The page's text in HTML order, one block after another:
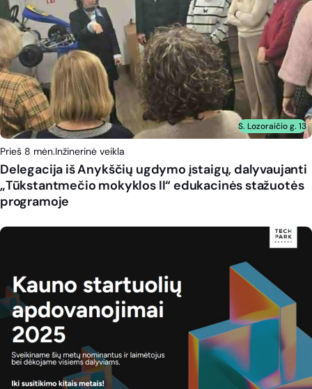
S. Lozoraičio g. 13
Prieš 8 mėn.Inžinerinė veikla
Delegacija iš Anykščių ugdymo įstaigų, dalyvaujanti
„Tūkstantmečio mokyklos II“ edukacinės stažuotės
programoje